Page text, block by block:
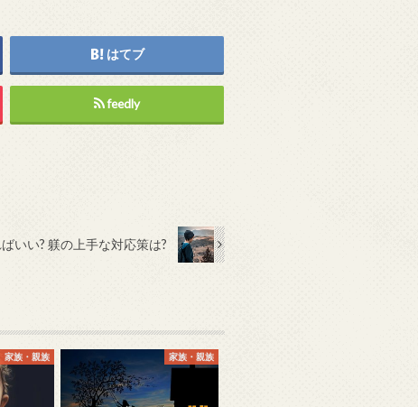
はてブ
feedly
いい? 躾の上手な対応策は?
家族・親族 家族・親族